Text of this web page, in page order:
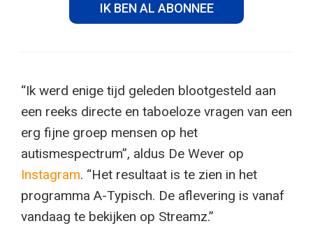
IK BEN AL ABONNEE
“Ik werd enige tijd geleden blootgesteld aan
een reeks directe en taboeloze vragen van een
erg fijne groep mensen op het
autismespectrum”, aldus De Wever op
Instagram. “Het resultaat is te zien in het
programma A-Typisch. De aflevering is vanaf
vandaag te bekijken op Streamz.”